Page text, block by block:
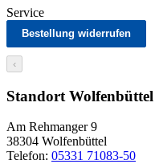
Service
Bestellung widerrufen
‹
Standort Wolfenbüttel
Am Rehmanger 9
38304 Wolfenbüttel
Telefon: 05331 71083-50